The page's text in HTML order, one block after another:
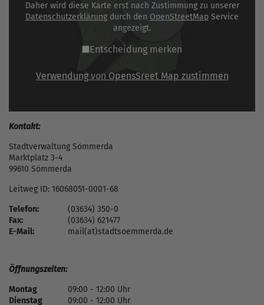
Daher wird diese Karte erst nach Zustimmung zu unserer
Datenschutzerklärung durch den OpenStreetMap Service
angezeigt.
Entscheidung merken
Verwendung von OpensSreet Map zustimmen
Kontakt:
Stadtverwaltung Sömmerda
Marktplatz 3-4
99610 Sömmerda
Leitweg ID: 16068051-0001-68
Telefon:
(03634) 350-0
Fax:
(03634) 621477
E-Mail:
mail(at)stadtsoemmerda.de
Öffnungszeiten:
Montag
09:00 - 12:00 Uhr
Dienstag
09:00 - 12:00 Uhr